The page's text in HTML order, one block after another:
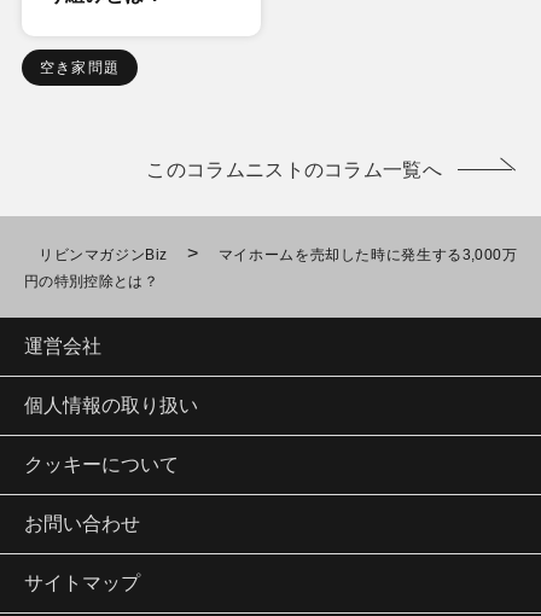
空き家問題
このコラムニストのコラム一覧へ
リビンマガジンBiz >
マイホームを売却した時に発生する3,000万
円の特別控除とは？
運営会社
個人情報の取り扱い
クッキーについて
お問い合わせ
サイトマップ